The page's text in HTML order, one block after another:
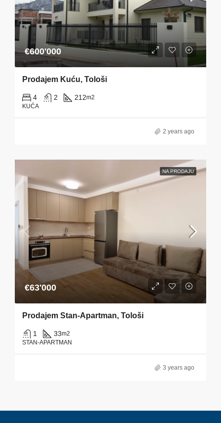
€600'000
Prodajem Kuću, Tološi
4 2 212m2
KUĆA
2 years ago
NA PRODAJU
€63'000
Prodajem Stan-Apartman, Tološi
1 33m2
STAN-APARTMAN
3 years ago